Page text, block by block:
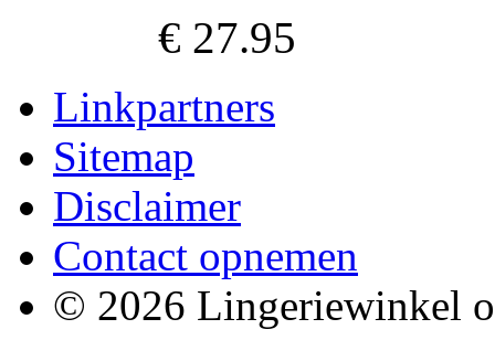
€ 27.95
Linkpartners
Sitemap
Disclaimer
Contact opnemen
© 2026 Lingeriewinkel